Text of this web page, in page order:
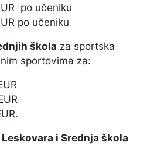
po učeniku
po učeniku
škola za sportska
sportovima za:
i Srednja škola